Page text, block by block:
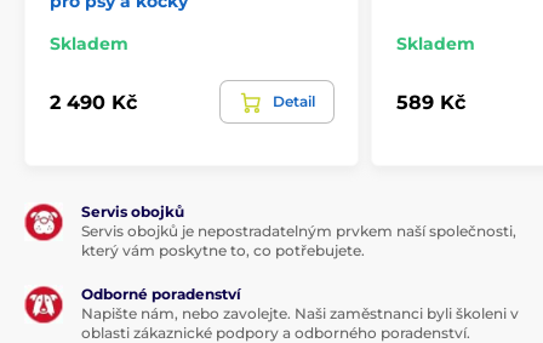
Kompatibilní s automatickým dávkovačem
krmiva PetSafe® FlexFeed
Automatickýdávkovač krmiva PetSafe® FlexFeed
pojme2 l suchého krmivaa dokáže krmit vašikočku
Skladem
2 490 Kč Detail
Skladem
589 Kč
Servis obojků
Servis obojků je nepostradatelným prvkem naší společnosti,
který vám poskytne to, co potřebujete.
Odborné poradenství
Napište nám, nebo zavolejte. Naši zaměstnanci byli školeni v
oblasti zákaznické podpory a odborného poradenství.